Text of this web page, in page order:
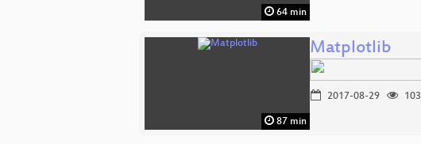
64 min
87 min
Matplotlib
2017-08-29 103